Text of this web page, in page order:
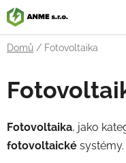
Přejít
na
obsah
Domů / Fotovoltaika
Fotovoltaika, jako
fotovoltaické systémy.